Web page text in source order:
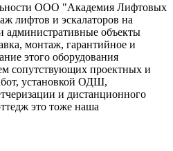
ООО "Академия Лифтовых
лифтов и эскалаторов на
административные объекты
монтаж, гарантийное и
этого оборудования
сопутствующих проектных и
установкой ОДШ,
и дистанционного
это тоже наша